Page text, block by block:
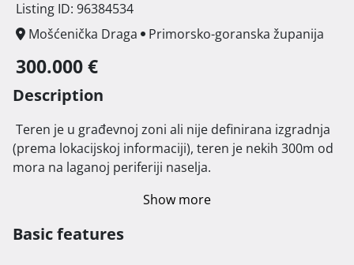
Listing ID: 96384534
Mošćenička Draga
Primorsko-goranska županija
300.000 €
Description
(prema lokacijskoj informaciji), teren je nekih 300m od
mora na laganoj periferiji naselja.
Show more
Basic features